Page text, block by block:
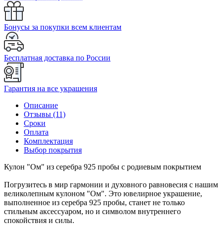
Бонусы за покупки всем клиентам
Бесплатная доставка по России
Гарантия на все украшения
Описание
Отзывы (11)
Сроки
Оплата
Комплектация
Выбор покрытия
Кулон "Ом" из серебра 925 пробы с родиевым покрытием
Погрузитесь в мир гармонии и духовного равновесия с нашим
великолепным кулоном "Ом". Это ювелирное украшение,
выполненное из серебра 925 пробы, станет не только
стильным аксессуаром, но и символом внутреннего
спокойствия и силы.